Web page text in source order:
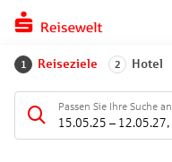
1 Reiseziele 2 Hotel
Passen Sie Ihre Suche an
15.05.25 – 12.05.27,